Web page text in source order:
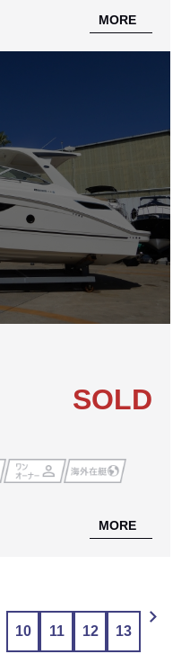
MORE
SOLD
MORE
10 11 12 13